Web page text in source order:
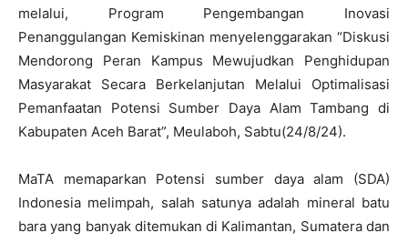
melalui, Program Pengembangan Inovasi
Penanggulangan Kemiskinan menyelenggarakan “Diskusi
Mendorong Peran Kampus Mewujudkan Penghidupan
Masyarakat Secara Berkelanjutan Melalui Optimalisasi
Pemanfaatan Potensi Sumber Daya Alam Tambang di
Kabupaten Aceh Barat”, Meulaboh, Sabtu(24/8/24).
MaTA memaparkan Potensi sumber daya alam (SDA)
Indonesia melimpah, salah satunya adalah mineral batu
bara yang banyak ditemukan di Kalimantan, Sumatera dan